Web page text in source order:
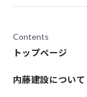
Contents
トップページ
内藤建設について